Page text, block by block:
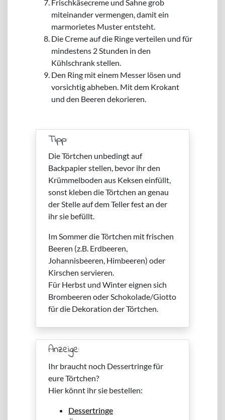
Frischkäsecreme und Sahne grob
miteinander vermengen, damit ein
marmorietes Muster entsteht.
Die Creme auf die Ringe verteilen und für
mindestens 2 Stunden in den
Kühlschrank stellen.
Den Ring mit einem Messer lösen und
vorsichtig abheben. Mit dem Krokant
und den Beeren dekorieren.
Tipp:
Die Törtchen unbedingt auf
Backpapier stellen, bevor ihr den
Krümmelboden aus Keksen einfüllt,
sonst kleben die Törtchen an genau
der Stelle auf dem Teller fest an der
ihr sie befüllt.
Im Sommer die Törtchen mit frischen
Beeren (z.B. Erdbeeren,
Johannisbeeren, Himbeeren) oder
Kirschen servieren.
Für Herbst und Winter eignen sich
Brombeeren oder Schokolade/Giotto
für die Dekoration der Törtchen.
Anzeige:
Ihr braucht noch Dessertringe für
eure Törtchen?
Hier könnt ihr sie bestellen:
Dessertringe